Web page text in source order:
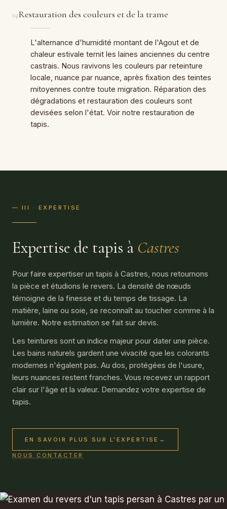
04Restauration des couleurs et de la trame
L'alternance d'humidité montant de l'Agout et de
chaleur estivale ternit les laines anciennes du centre
castrais. Nous ravivons les couleurs par reteinture
locale, nuance par nuance, après fixation des teintes
mitoyennes contre toute migration. Réparation des
dégradations et restauration des couleurs sont
devisées selon l'état. Voir notre restauration de
tapis.
— III · EXPERTISE
Expertise de tapis à Castres
Pour faire expertiser un tapis à Castres, nous retournons
la pièce et étudions le revers. La densité de nœuds
témoigne de la finesse et du temps de tissage. La
matière, laine ou soie, se reconnaît au toucher comme à la
lumière. Notre estimation se fait sur devis.
Les teintures sont un indice majeur pour dater une pièce.
Les bains naturels gardent une vivacité que les colorants
modernes n'égalent pas. Au dos, protégées de l'usure,
leurs nuances restent franches. Vous recevez un rapport
clair sur l'âge et la valeur. Demandez votre expertise de
tapis.
EN SAVOIR PLUS SUR L'EXPERTISE →
NOUS CONTACTER